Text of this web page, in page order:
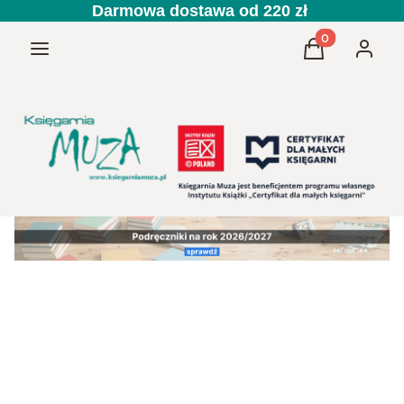
Darmowa dostawa od 220 zł
Menu Produkty w
Koszyk